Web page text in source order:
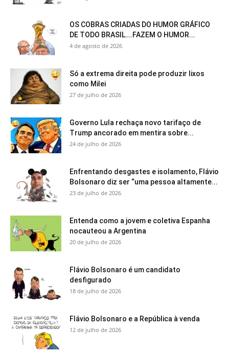
OS COBRAS CRIADAS DO HUMOR GRÁFICO
DE TODO BRASIL….FAZEM O HUMOR...
4 de agosto de 2026
Só a extrema direita pode produzir lixos
como Milei
27 de julho de 2026
Governo Lula rechaça novo tarifaço de
Trump ancorado em mentira sobre...
24 de julho de 2026
Enfrentando desgastes e isolamento, Flávio
Bolsonaro diz ser “uma pessoa altamente...
23 de julho de 2026
Entenda como a jovem e coletiva Espanha
nocauteou a Argentina
20 de julho de 2026
Flávio Bolsonaro é um candidato
desfigurado
18 de julho de 2026
Flávio Bolsonaro e a República à venda
12 de julho de 2026